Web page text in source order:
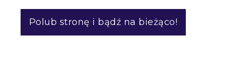
Polub stronę i bądź na bieżąco!